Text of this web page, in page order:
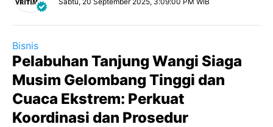
Bisnis
Pelabuhan Tanjung Wangi Siaga
Musim Gelombang Tinggi dan
Cuaca Ekstrem: Perkuat
Koordinasi dan Prosedur